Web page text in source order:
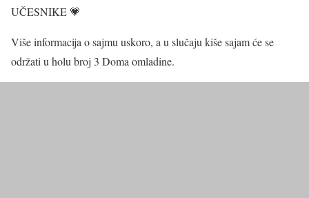
UČESNIKE 💗
Više informacija o sajmu uskoro, a u slučaju kiše sajam će se
održati u holu broj 3 Doma omladine.